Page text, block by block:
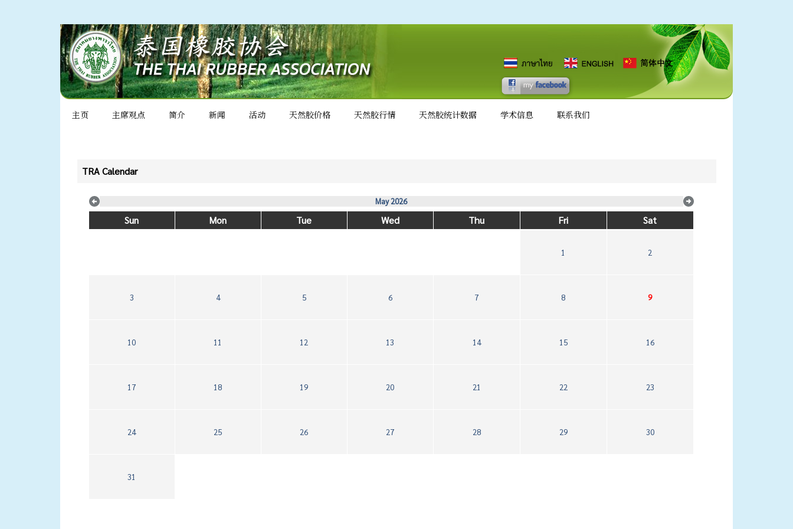
主页 主席观点 简介 新闻 活动 天然胶价格 天然胶行情 天然胶统计数据 学术信息 联系我们
TRA Calendar
May 2026
Sun Mon Tue Wed Thu Fri Sat
1 2
3 4 5 6 7 8 9
10 11 12 13 14 15 16
17 18 19 20 21 22 23
24 25 26 27 28 29 30
31